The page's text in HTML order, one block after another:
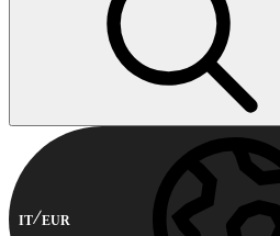
IT EUR